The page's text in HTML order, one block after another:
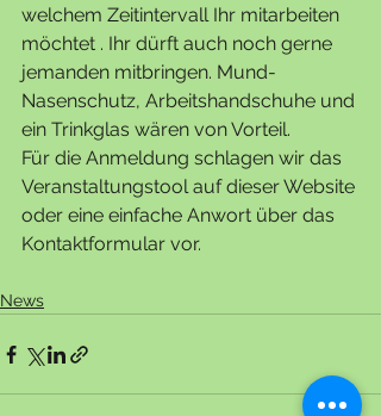
welchem Zeitintervall Ihr mitarbeiten
möchtet . Ihr dürft auch noch gerne
jemanden mitbringen. Mund-
Nasenschutz, Arbeitshandschuhe und
ein Trinkglas wären von Vorteil.
Für die Anmeldung schlagen wir das
Veranstaltungstool auf dieser Website
oder eine einfache Anwort über das
Kontaktformular vor.
News